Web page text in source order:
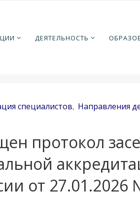
ДЕЯТЕЛЬНОСТЬ
деятельности
Аккредитация
специалистов, Направления
протокол
от 27.01.2026